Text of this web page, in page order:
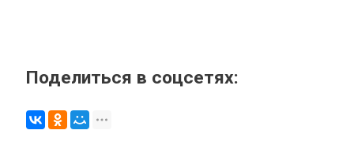
Поделиться в соцсетях: